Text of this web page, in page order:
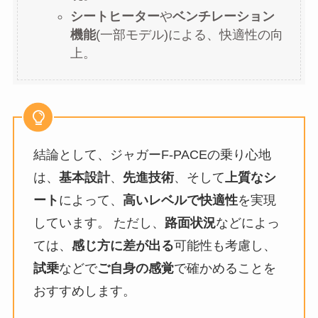
シートヒーターやベンチレーション
機能(一部モデル)による、快適性の向
上。
結論として、ジャガーF-PACEの乗り心地
は、 基本設計、 先進技術、そして 上質なシ
ート によって、 高いレベルで快適性を実現
しています。 ただし、 路面状況などによっ
ては、 感じ方に差が出る可能性も考慮し、
試乗などでご自身の感覚で確かめることを
おすすめします。